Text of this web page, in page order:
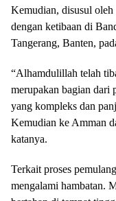
Kemudian, disusul
dengan ketibaan di
Tangerang, Banten,
“Alhamdulillah telah
merupakan bagian dari
yang kompleks dan
Kemudian ke Amman
katanya.
Terkait proses
mengalami hambatan.